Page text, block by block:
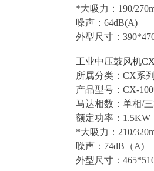
*大吸力：190/
噪声：64dB(A)
外型尺寸：
工业中压鼓风机
所属分类：CX系
产品型号： CX-
马达相数：单相/
额定功率：1.5KW
*大吸力：210/
噪声：74dB（A)
外型尺寸：